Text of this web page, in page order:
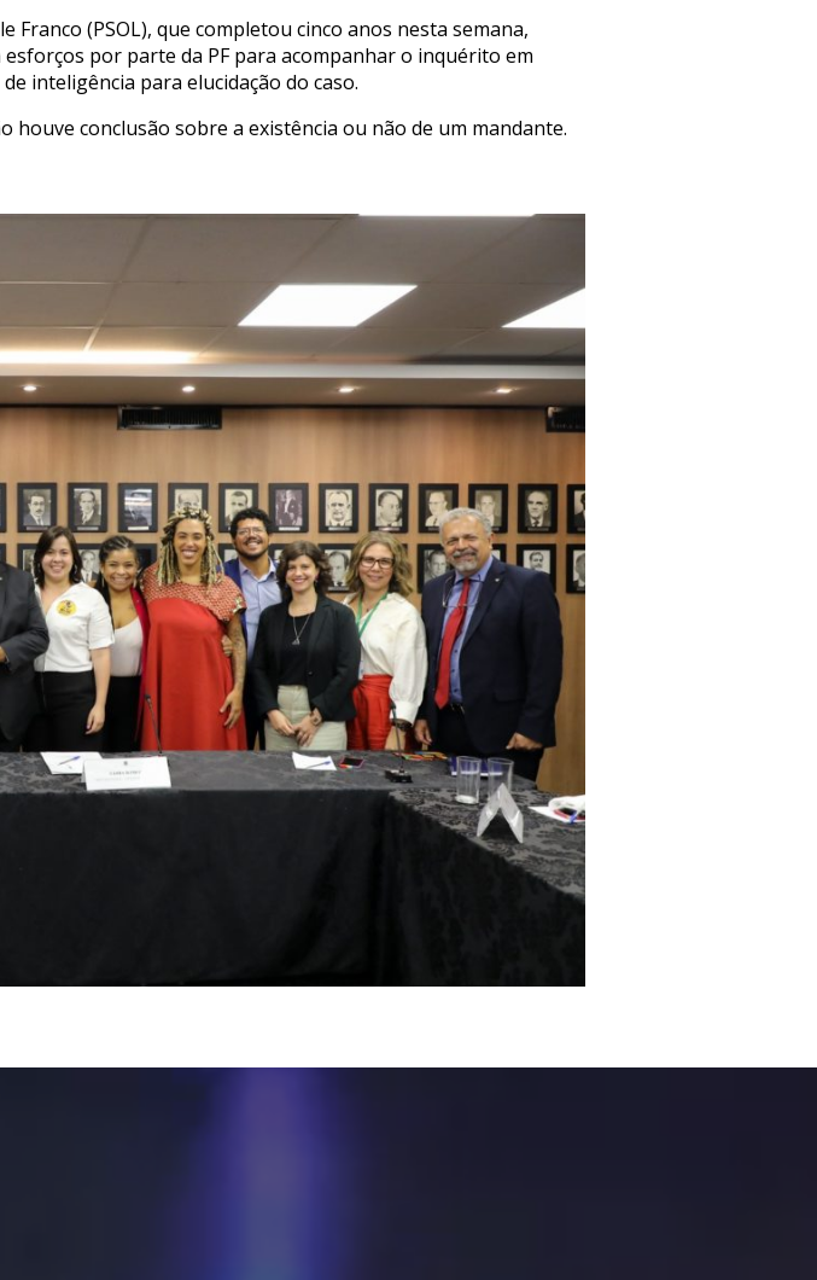
(PSOL), que completou cinco anos nesta semana,
por parte da PF para acompanhar o inquérito em
inteligência para elucidação do caso.
conclusão sobre a existência ou não de um mandante.